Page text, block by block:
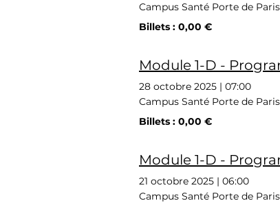
Campus Santé Porte de
Billets : 0,00 €
Module 1-D -
28 octobre 2025 | 07:00
Campus Santé Porte de
Billets : 0,00 €
Module 1-D -
21 octobre 2025 | 06:00
Campus Santé Porte de